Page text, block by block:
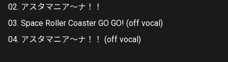
02. アスタマニア～ナ！！
03. Space Roller Coaster GO GO! (off vocal)
04. アスタマニア～ナ！！ (off vocal)